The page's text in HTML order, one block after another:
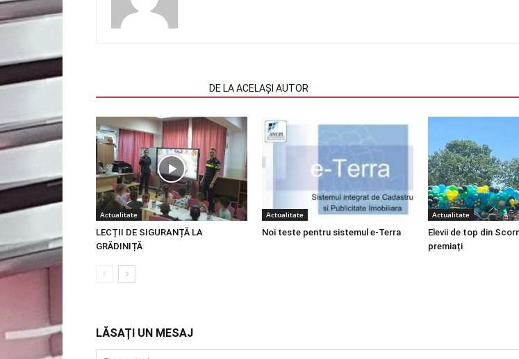
DE LA ACELAȘI AUTOR
Actualitate
LECȚII DE SIGURANȚĂ LA
GRĂDINIȚĂ
Actualitate
Noi teste pentru sistemul e-Terra
Actualitate
Elevii de top din
premiați
LĂSAȚI UN MESAJ